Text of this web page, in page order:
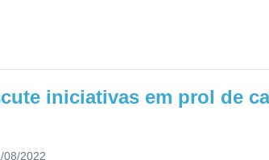
iniciativas em prol de
08/2022